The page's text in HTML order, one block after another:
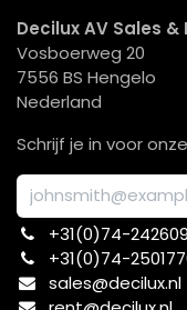
Decilux AV Sales &
Vosboerweg 20
7556 BS Hengelo
Nederland
Schrijf je in voor
+31(0)74-
+31(0)74-
sales@decilux.nl